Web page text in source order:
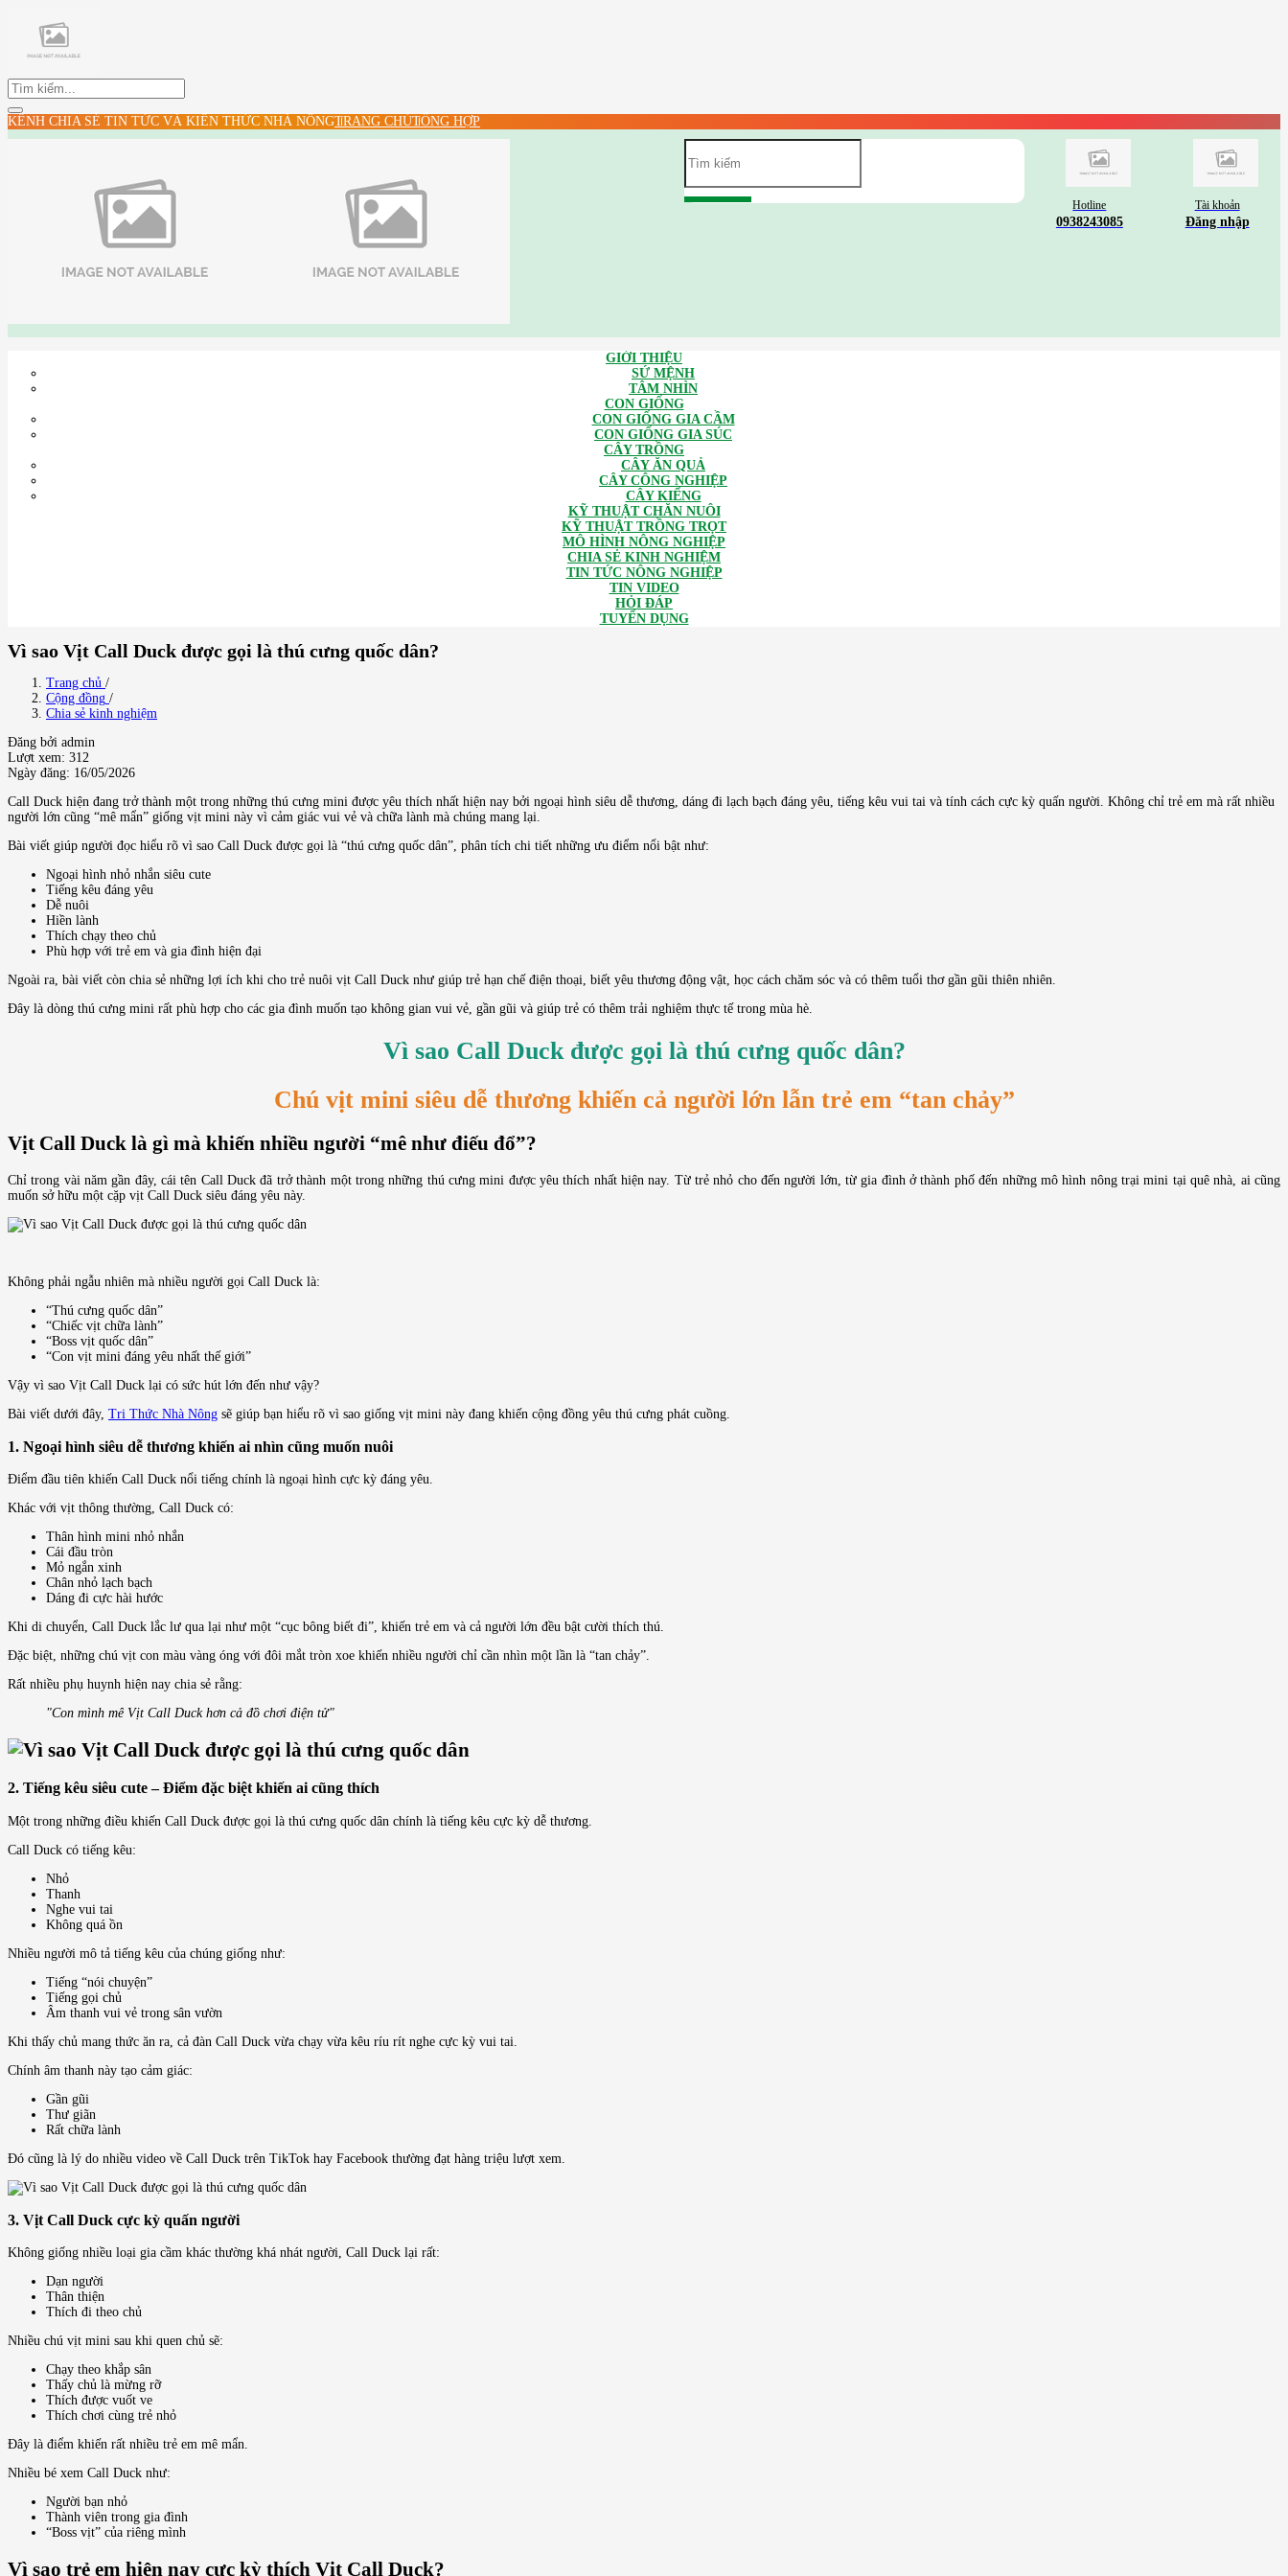
KÊNH CHIA SẺ TIN TỨC VÀ KIẾN THỨC NHÀ NÔNGTRANG CHỦTỔNG HỢP
Hotline
0938243085
Tài khoản
Đăng nhập
GIỚI THIỆU
SỨ MỆNH
TÂM NHÌN
CON GIỐNG
CON GIỐNG GIA CẦM
CON GIỐNG GIA SÚC
CÂY TRỒNG
CÂY ĂN QUẢ
CÂY CÔNG NGHIỆP
CÂY KIỂNG
KỸ THUẬT CHĂN NUÔI
KỸ THUẬT TRỒNG TRỌT
MÔ HÌNH NÔNG NGHIỆP
CHIA SẺ KINH NGHIỆM
TIN TỨC NÔNG NGHIỆP
TIN VIDEO
HỎI ĐÁP
TUYỂN DỤNG
Vì sao Vịt Call Duck được gọi là thú cưng quốc dân?
Trang chủ /
Cộng đồng /
Chia sẻ kinh nghiệm
Đăng bởi admin
Lượt xem: 312
Ngày đăng: 16/05/2026
Call Duck hiện đang trở thành một trong những thú cưng mini được yêu thích nhất hiện nay bởi ngoại hình siêu dễ thương, dáng đi lạch bạch đáng yêu, tiếng kêu vui tai và tính cách cực kỳ quấn người. Không chỉ trẻ em mà rất nhiều
người lớn cũng “mê mẩn” giống vịt mini này vì cảm giác vui vẻ và chữa lành mà chúng mang lại.
Bài viết giúp người đọc hiểu rõ vì sao Call Duck được gọi là “thú cưng quốc dân”, phân tích chi tiết những ưu điểm nổi bật như:
Ngoại hình nhỏ nhắn siêu cute
Tiếng kêu đáng yêu
Dễ nuôi
Hiền lành
Thích chạy theo chủ
Phù hợp với trẻ em và gia đình hiện đại
Ngoài ra, bài viết còn chia sẻ những lợi ích khi cho trẻ nuôi vịt Call Duck như giúp trẻ hạn chế điện thoại, biết yêu thương động vật, học cách chăm sóc và có thêm tuổi thơ gần gũi thiên nhiên.
Đây là dòng thú cưng mini rất phù hợp cho các gia đình muốn tạo không gian vui vẻ, gần gũi và giúp trẻ có thêm trải nghiệm thực tế trong mùa hè.
Vì sao Call Duck được gọi là thú cưng quốc dân?
Chú vịt mini siêu dễ thương khiến cả người lớn lẫn trẻ em “tan chảy”
Vịt Call Duck là gì mà khiến nhiều người “mê như điếu đổ”?
Chỉ trong vài năm gần đây, cái tên Call Duck đã trở thành một trong những thú cưng mini được yêu thích nhất hiện nay. Từ trẻ nhỏ cho đến người lớn, từ gia đình ở thành phố đến những mô hình nông trại mini tại quê nhà, ai cũng
muốn sở hữu một cặp vịt Call Duck siêu đáng yêu này.
Không phải ngẫu nhiên mà nhiều người gọi Call Duck là:
“Thú cưng quốc dân”
“Chiếc vịt chữa lành”
“Boss vịt quốc dân”
“Con vịt mini đáng yêu nhất thế giới”
Vậy vì sao Vịt Call Duck lại có sức hút lớn đến như vậy?
Bài viết dưới đây, Tri Thức Nhà Nông sẽ giúp bạn hiểu rõ vì sao giống vịt mini này đang khiến cộng đồng yêu thú cưng phát cuồng.
1. Ngoại hình siêu dễ thương khiến ai nhìn cũng muốn nuôi
Điểm đầu tiên khiến Call Duck nổi tiếng chính là ngoại hình cực kỳ đáng yêu.
Khác với vịt thông thường, Call Duck có:
Thân hình mini nhỏ nhắn
Cái đầu tròn
Mỏ ngắn xinh
Chân nhỏ lạch bạch
Dáng đi cực hài hước
Khi di chuyển, Call Duck lắc lư qua lại như một “cục bông biết đi”, khiến trẻ em và cả người lớn đều bật cười thích thú.
Đặc biệt, những chú vịt con màu vàng óng với đôi mắt tròn xoe khiến nhiều người chỉ cần nhìn một lần là “tan chảy”.
Rất nhiều phụ huynh hiện nay chia sẻ rằng:
"Con mình mê Vịt Call Duck hơn cả đồ chơi điện tử"
2. Tiếng kêu siêu cute – Điểm đặc biệt khiến ai cũng thích
Một trong những điều khiến Call Duck được gọi là thú cưng quốc dân chính là tiếng kêu cực kỳ dễ thương.
Call Duck có tiếng kêu:
Nhỏ
Thanh
Nghe vui tai
Không quá ồn
Nhiều người mô tả tiếng kêu của chúng giống như:
Tiếng “nói chuyện”
Tiếng gọi chủ
Âm thanh vui vẻ trong sân vườn
Khi thấy chủ mang thức ăn ra, cả đàn Call Duck vừa chạy vừa kêu ríu rít nghe cực kỳ vui tai.
Chính âm thanh này tạo cảm giác:
Gần gũi
Thư giãn
Rất chữa lành
Đó cũng là lý do nhiều video về Call Duck trên TikTok hay Facebook thường đạt hàng triệu lượt xem.
3. Vịt Call Duck cực kỳ quấn người
Không giống nhiều loại gia cầm khác thường khá nhát người, Call Duck lại rất:
Dạn người
Thân thiện
Thích đi theo chủ
Nhiều chú vịt mini sau khi quen chủ sẽ:
Chạy theo khắp sân
Thấy chủ là mừng rỡ
Thích được vuốt ve
Thích chơi cùng trẻ nhỏ
Đây là điểm khiến rất nhiều trẻ em mê mẩn.
Nhiều bé xem Call Duck như:
Người bạn nhỏ
Thành viên trong gia đình
“Boss vịt” của riêng mình
Vì sao trẻ em hiện nay cực kỳ thích Vịt Call Duck?